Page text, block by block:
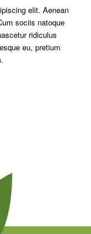
elit. Aenean
sociis natoque
ridiculus
eu, pretium